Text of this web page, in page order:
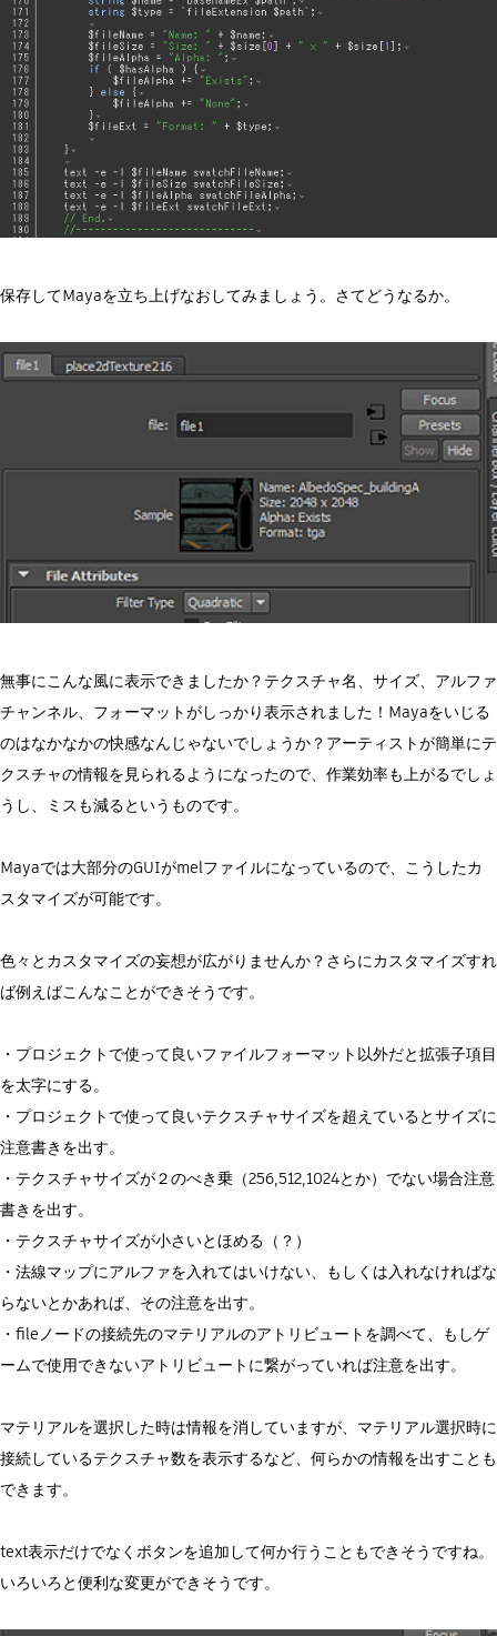
保存してMayaを立ち上げなおしてみましょう。さてどうなるか。
無事にこんな風に表示できましたか？テクスチャ名、サイズ、アルファ
チャンネル、フォーマットがしっかり表示されました！Mayaをいじる
のはなかなかの快感なんじゃないでしょうか？アーティストが簡単にテ
クスチャの情報を見られるようになったので、作業効率も上がるでしょ
うし、ミスも減るというものです。
Mayaでは大部分のGUIがmelファイルになっているので、こうしたカ
スタマイズが可能です。
色々とカスタマイズの妄想が広がりませんか？さらにカスタマイズすれ
ば例えばこんなことができそうです。
・プロジェクトで使って良いファイルフォーマット以外だと拡張子項目
を太字にする。
・プロジェクトで使って良いテクスチャサイズを超えているとサイズに
注意書きを出す。
・テクスチャサイズが２のべき乗（256,512,1024とか）でない場合注意
書きを出す。
・テクスチャサイズが小さいとほめる（？）
・法線マップにアルファを入れてはいけない、もしくは入れなければな
らないとかあれば、その注意を出す。
・fileノードの接続先のマテリアルのアトリビュートを調べて、もしゲ
ームで使用できないアトリビュートに繋がっていれば注意を出す。
マテリアルを選択した時は情報を消していますが、マテリアル選択時に
接続しているテクスチャ数を表示するなど、何らかの情報を出すことも
できます。
text表示だけでなくボタンを追加して何か行うこともできそうですね。
いろいろと便利な変更ができそうです。